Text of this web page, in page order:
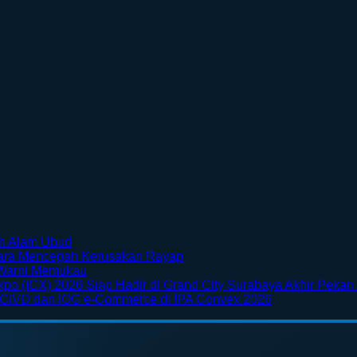
Alam Ubud
Comments
on
Menikmati
Sisi
Bali
Mencegah Kerusakan RayapNo
on
Furnitur
Mudah
Memukau
Comments
on
Bunga
(ICX) 2026 Siap Hadir di Grand City Surabaya Akhir Pekan
dan IOG e-Commerce di IPA Convex 2026No
on